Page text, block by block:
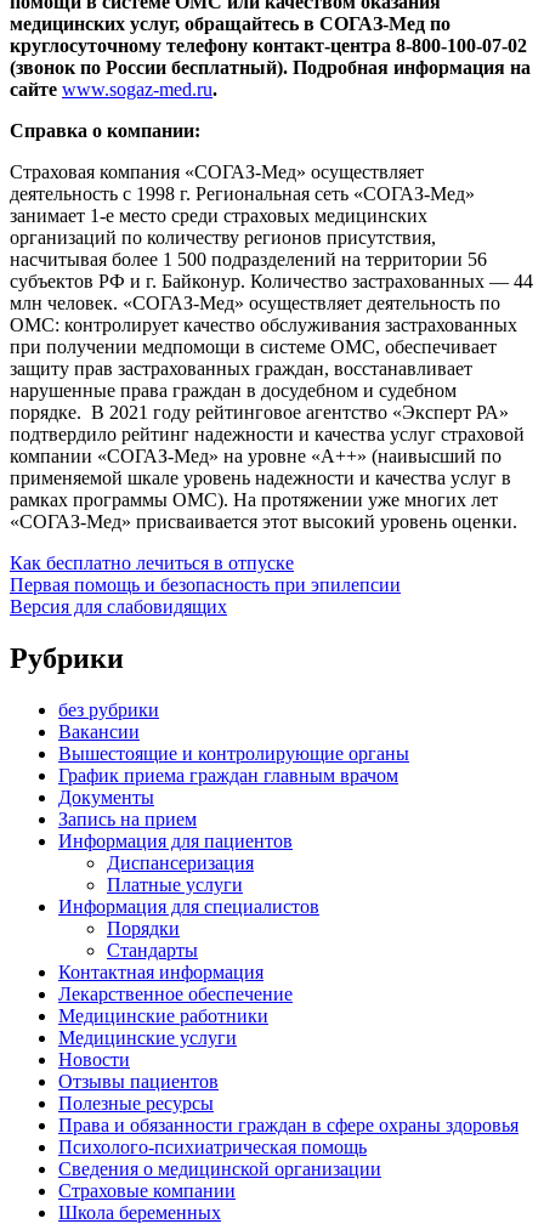
медицинских услуг, обращайтесь в СОГАЗ-Мед по
круглосуточному телефону контакт-центра 8-800-100-07-02
(звонок по России бесплатный). Подробная информация на
сайте www.sogaz-med.ru.
Справка о компании:
Страховая компания «СОГАЗ-Мед» осуществляет
деятельность с 1998 г. Региональная сеть «СОГАЗ-Мед»
занимает 1-е место среди страховых медицинских
организаций по количеству регионов присутствия,
насчитывая более 1 500 подразделений на территории 56
субъектов РФ и г. Байконур. Количество застрахованных — 44
млн человек. «СОГАЗ-Мед» осуществляет деятельность по
ОМС: контролирует качество обслуживания застрахованных
при получении медпомощи в системе ОМС, обеспечивает
защиту прав застрахованных граждан, восстанавливает
нарушенные права граждан в досудебном и судебном
порядке. В 2021 году рейтинговое агентство «Эксперт РА»
подтвердило рейтинг надежности и качества услуг страховой
компании «СОГАЗ-Мед» на уровне «А++» (наивысший по
применяемой шкале уровень надежности и качества услуг в
рамках программы ОМС). На протяжении уже многих лет
«СОГАЗ-Мед» присваивается этот высокий уровень оценки.
Как бесплатно лечиться в отпуске
Первая помощь и безопасность при эпилепсии
Версия для слабовидящих
Рубрики
без рубрики
Вакансии
Вышестоящие и контролирующие органы
График приема граждан главным врачом
Документы
Запись на прием
Информация для пациентов
Диспансеризация
Платные услуги
Информация для специалистов
Порядки
Стандарты
Контактная информация
Лекарственное обеспечение
Медицинские работники
Медицинские услуги
Новости
Отзывы пациентов
Полезные ресурсы
Права и обязанности граждан в сфере охраны здоровья
Психолого-психиатрическая помощь
Сведения о медицинской организации
Страховые компании
Школа беременных